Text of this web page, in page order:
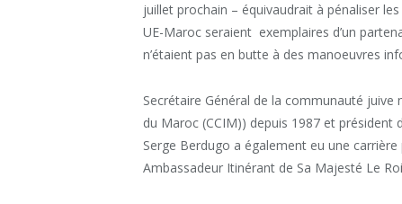
juillet prochain – équivaudrait à pénaliser
UE-Maroc seraient exemplaires d’un
n’étaient pas en butte à des manoeuvres
Secrétaire Général de la communauté
du Maroc (CCIM)) depuis 1987 et
Serge Berdugo a également eu une
Ambassadeur Itinérant de Sa Majesté Le